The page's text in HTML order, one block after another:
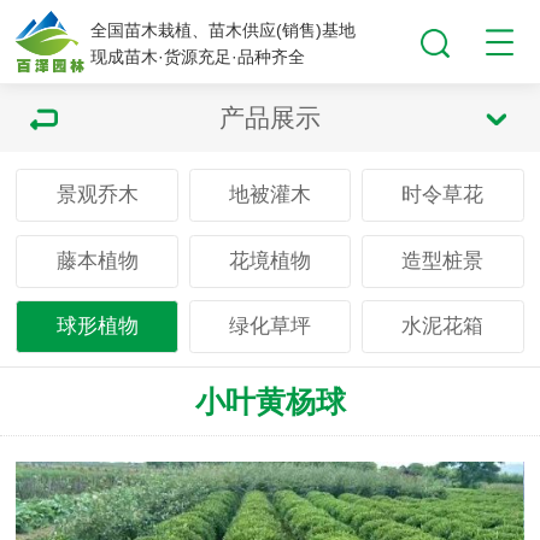
全国苗木栽植、苗木供应(销售)基地
现成苗木·货源充足·品种齐全
产品展示
景观乔木 地被灌木 时令草花
藤本植物 花境植物 造型桩景
球形植物 绿化草坪 水泥花箱
小叶黄杨球